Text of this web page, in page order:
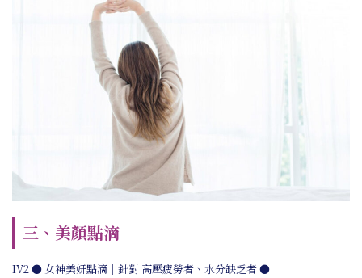
三、美顏點滴
IV2 ● 女神美妍點滴｜針對 高壓疲勞者、水分缺乏者 ●